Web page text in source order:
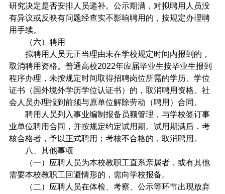
研究决定是否安排人员递补。公示期满，对拟聘用人员没
有异议或反映有问题经查实不影响聘用的，按规定办理聘
用手续。
（六）聘用
拟聘用人员无正当理由未在学校规定时间内报到的，
取消聘用资格。普通高校2022年应届毕业生按毕业生报到
程序办理，未按规定时间取得招聘岗位所需的学历、学位
证书（国外境外学历学位认证书）的，取消聘用资格。社
会人员办理报到前须与原单位解除劳动（聘用）合同。
聘用人员列入事业编制报备员额管理，与学校签订事
业单位聘用合同，并按规定约定试用期。试用期满后，考
核合格者，予以正式聘用；考核不合格的，取消聘用。
八、其他事项
（一）应聘人员为本校教职工直系亲属者，或有其他
需要本校教职工回避情形的，需向学校报备。
（二）应聘人员在体检、考察、公示等环节出现放弃